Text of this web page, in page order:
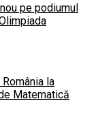
pe podiumul
la
Matematică